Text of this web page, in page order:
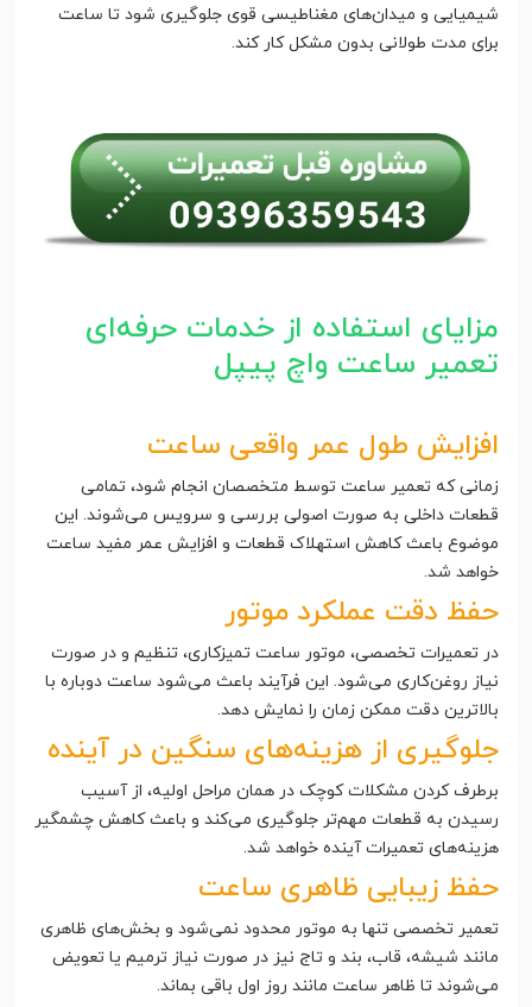
شیمیایی و میدان‌های مغناطیسی قوی جلوگیری شود تا ساعت
برای مدت طولانی بدون مشکل کار کند.
مزایای استفاده از خدمات حرفه‌ای
تعمیر ساعت واچ پیپل
افزایش طول عمر واقعی ساعت
زمانی که تعمیر ساعت توسط متخصصان انجام شود، تمامی
قطعات داخلی به صورت اصولی بررسی و سرویس می‌شوند. این
موضوع باعث کاهش استهلاک قطعات و افزایش عمر مفید ساعت
خواهد شد.
حفظ دقت عملکرد موتور
در تعمیرات تخصصی، موتور ساعت تمیزکاری، تنظیم و در صورت
نیاز روغن‌کاری می‌شود. این فرآیند باعث می‌شود ساعت دوباره با
بالاترین دقت ممکن زمان را نمایش دهد.
جلوگیری از هزینه‌های سنگین در آینده
برطرف کردن مشکلات کوچک در همان مراحل اولیه، از آسیب
رسیدن به قطعات مهم‌تر جلوگیری می‌کند و باعث کاهش چشمگیر
هزینه‌های تعمیرات آینده خواهد شد.
حفظ زیبایی ظاهری ساعت
تعمیر تخصصی تنها به موتور محدود نمی‌شود و بخش‌های ظاهری
مانند شیشه، قاب، بند و تاج نیز در صورت نیاز ترمیم یا تعویض
می‌شوند تا ظاهر ساعت مانند روز اول باقی بماند.